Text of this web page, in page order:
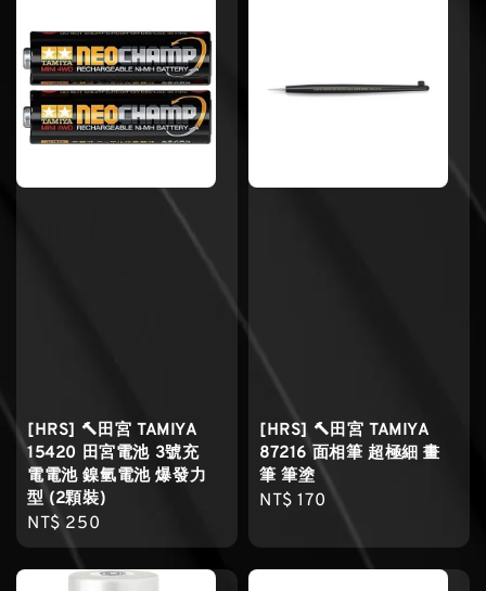
[HRS] 🔨田宮 TAMIYA
15420 田宮電池 3號充
電電池 鎳氫電池 爆發力
型 (2顆裝)
Regular
price
NT$ 250
[HRS] 🔨田宮 TAMIYA
87216 面相筆 超極細 畫
筆 筆塗
Regular
NT$ 170